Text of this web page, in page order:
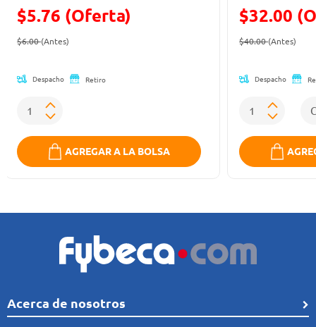
$5.76 (Oferta)
Precio reducido de
$6.00(Antes)
Despacho Retiro
AGREGAR A LA BOLSA
$32.00
Precio
$40.00(Antes)
Despacho
Acerca de nosotros